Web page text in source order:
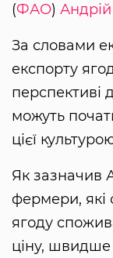
(ФАО)
За словами
експорту
перспективі
можуть
цієї
Як зазначив
фермери, які
ягоду
ціну, швидше